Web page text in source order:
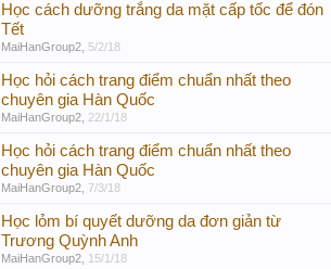
Học cách dưỡng trắng da mặt cấp tốc để đón
Tết
MaiHanGroup2 5/2/18
Học hỏi cách trang điểm chuẩn nhất theo
chuyên gia Hàn Quốc
MaiHanGroup2 22/1/18
Học hỏi cách trang điểm chuẩn nhất theo
chuyên gia Hàn Quốc
MaiHanGroup2 7/3/18
Học lỏm bí quyết dưỡng da đơn giản từ
Trương Quỳnh Anh
MaiHanGroup2 15/1/18